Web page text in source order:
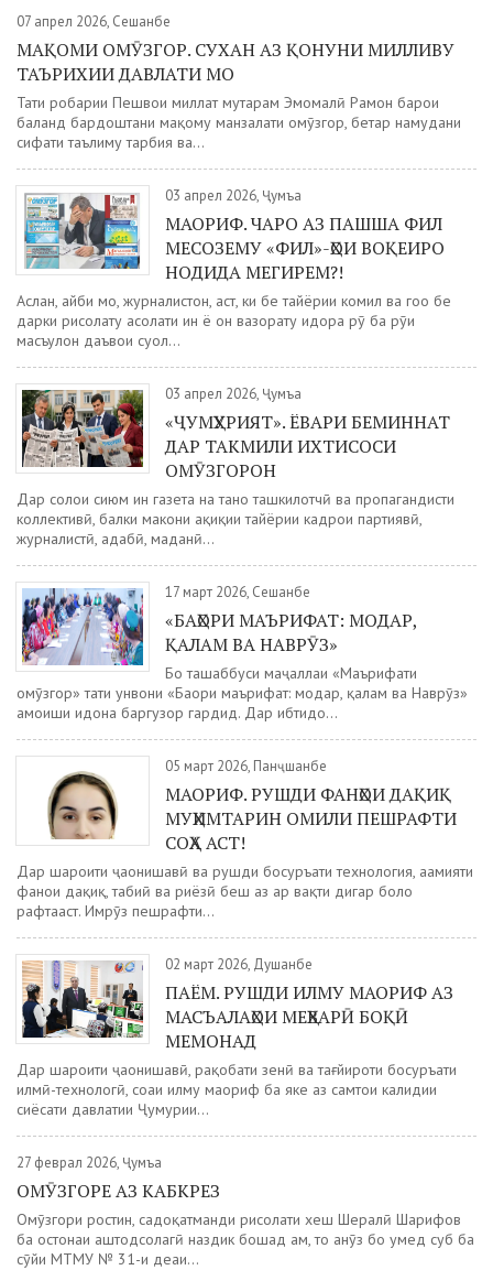
07 апрел 2026, Сешанбе
МАҚОМИ ОМӮЗГОР. СУХАН АЗ ҚОНУНИ МИЛЛИВУ
ТАЪРИХИИ ДАВЛАТИ МО
Таҳти роҳбарии Пешвои миллат муҳтарам Эмомалӣ Раҳмон барои
баланд бардоштани мақому манзалати омӯзгор, беҳтар намудани
сифати таълиму тарбия ва...
03 апрел 2026, Ҷумъа
МАОРИФ. ЧАРО АЗ ПАШША ФИЛ
МЕСОЗЕМУ «ФИЛ»-ҲОИ ВОҚЕИРО
НОДИДА МЕГИРЕМ?!
Аслан, айби мо, журналистон, аст, ки бе тайёрии комил ва гоҳо бе
дарки рисолату асолати ин ё он вазорату идора рӯ ба рӯи
масъулон даъвои суол...
03 апрел 2026, Ҷумъа
«ҶУМҲУРИЯТ». ЁВАРИ БЕМИННАТ
ДАР ТАКМИЛИ ИХТИСОСИ
ОМӮЗГОРОН
Дар солҳои сиюм ин газета на танҳо ташкилотчӣ ва пропагандисти
коллективӣ, балки макони ҳақиқии тайёрии кадрҳои партиявӣ,
журналистӣ, адабӣ, маданӣ...
17 март 2026, Сешанбе
«БАҲОРИ МАЪРИФАТ: МОДАР,
ҚАЛАМ ВА НАВРӮЗ»
Бо ташаббуси маҷаллаи «Маърифати
омӯзгор» таҳти унвони «Баҳори маърифат: модар, қалам ва Наврӯз»
ҳамоиши идона баргузор гардид. Дар ибтидо...
05 март 2026, Панҷшанбе
МАОРИФ. РУШДИ ФАНҲОИ ДАҚИҚ
МУҲИМТАРИН ОМИЛИ ПЕШРАФТИ
СОҲА АСТ!
Дар шароити ҷаҳонишавӣ ва рушди босуръати технология, аҳамияти
фанҳои дақиқ, табиӣ ва риёзӣ беш аз ҳар вақти дигар боло
рафтааст. Имрӯз пешрафти...
02 март 2026, Душанбе
ПАЁМ. РУШДИ ИЛМУ МАОРИФ АЗ
МАСЪАЛАҲОИ МЕҲВАРӢ БОҚӢ
МЕМОНАД
Дар шароити ҷаҳонишавӣ, рақобати зеҳнӣ ва тағйироти босуръати
илмӣ-технологӣ, соҳаи илму маориф ба яке аз самтҳои калидии
сиёсати давлатии Ҷумҳурии...
27 феврал 2026, Ҷумъа
ОМӮЗГОРЕ АЗ КАБКРЕЗ
Омӯзгори ростин, садоқатманди рисолати хеш Шералӣ Шарифов
ба остонаи ҳаштодсолагӣ наздик бошад ҳам, то ҳанӯз бо умед субҳ ба
сӯйи МТМУ № 31-и деҳаи...